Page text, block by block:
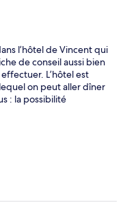
l’hôtel de Vincent qui
de conseil aussi bien
L’hôtel est
on peut aller dîner
: la possibilité